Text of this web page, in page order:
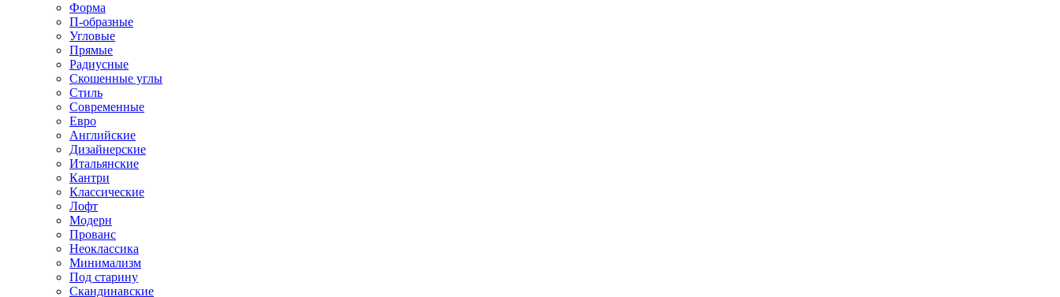
Форма
П-образные
Угловые
Прямые
Радиусные
Скошенные углы
Стиль
Современные
Евро
Английские
Дизайнерские
Итальянские
Кантри
Классические
Лофт
Модерн
Прованс
Неоклассика
Минимализм
Под старину
Скандинавские